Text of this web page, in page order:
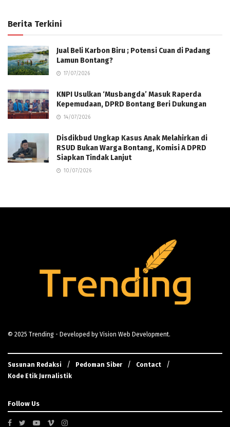
Berita Terkini
Jual Beli Karbon Biru ; Potensi Cuan di Padang
Lamun Bontang?
17/07/2026
KNPI Usulkan ‘Musbangda’ Masuk Raperda
Kepemudaan, DPRD Bontang Beri Dukungan
14/07/2026
Disdikbud Ungkap Kasus Anak Melahirkan di
RSUD Bukan Warga Bontang, Komisi A DPRD
Siapkan Tindak Lanjut
10/07/2026
© 2025 Trending - Developed by Vision Web Development.
Susunan Redaksi Pedoman Siber
Contact
Kode Etik Jurnalistik
Follow Us